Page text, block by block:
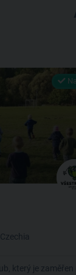
který je zaměřen